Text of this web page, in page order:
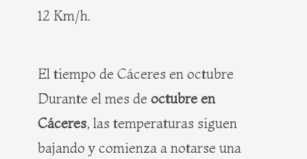
12 Km/h.
El tiempo de Cáceres en octubre
Durante el mes de octubre en
Cáceres, las temperaturas siguen
bajando y comienza a notarse una